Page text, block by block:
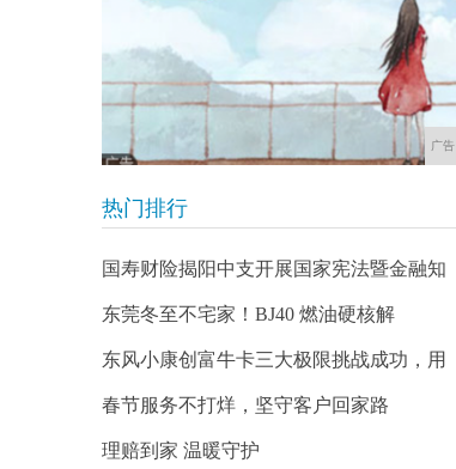
广告
热门排行
国寿财险揭阳中支开展国家宪法暨金融知
东莞冬至不宅家！BJ40 燃油硬核解
东风小康创富牛卡三大极限挑战成功，用
春节服务不打烊，坚守客户回家路
理赔到家 温暖守护